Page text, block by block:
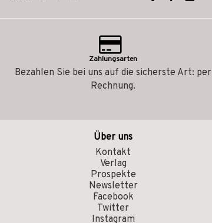
Zahlungsarten
Bezahlen Sie bei uns auf die sicherste Art: per
Rechnung.
Über uns
Kontakt
Verlag
Prospekte
Newsletter
Facebook
Twitter
Instagram